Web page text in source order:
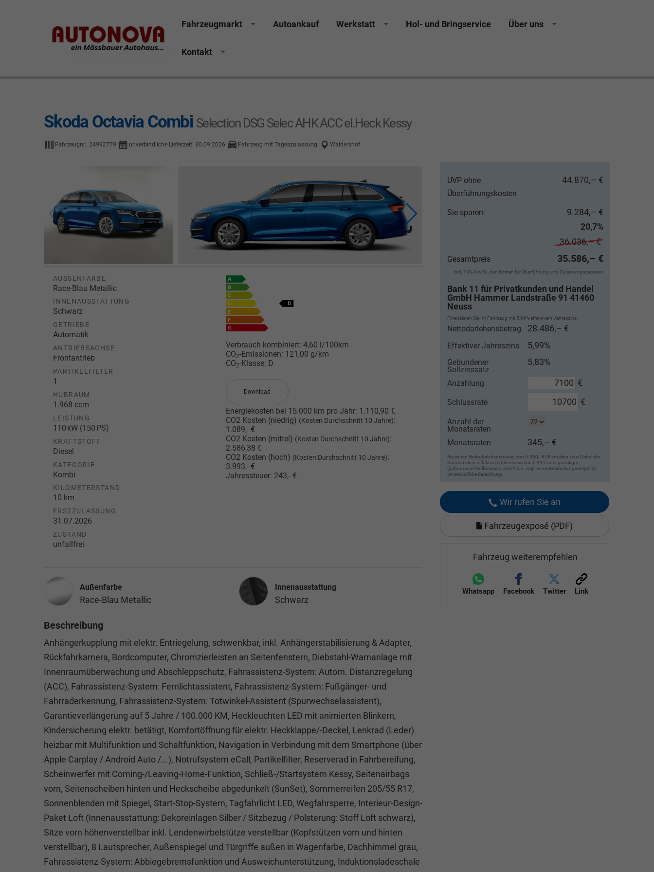
Skoda Octavia Bayreuth Nützel Mössbauer Autonova Brucker Räthel MGS Autohaus günstig Finanzierung Leasing Neuwagen Gebrauchtwagen Jahreswagen
Fahrzeugmarkt Autoankauf Werkstatt Hol- und Bringservice Über uns
Kontakt
Skoda Octavia Combi Selection DSG Selec AHK ACC el.Heck Kessy
Fahrzeugnr.: 24992779 unverbindliche Lieferzeit: 30.09.2026 Fahrzeug mit Tageszulassung Waldershof
UVP ohne
Überführungskosten
44.870,– €
Sie sparen:
9.284,– €
20,7%
36.036,– €
Gesamtpreis 35.586,– €
incl. 19% MwSt., den Kosten für Überführung und Zulassungspapieren
Bank 11 für Privatkunden und Handel
GmbH Hammer Landstraße 91 41460
Neuss
Finanzieren Sie Ihr Fahrzeug mit 5,99% effektivem Jahreszins.
Nettodarlehensbetrag 28.486,– €
Effektiver Jahreszins 5,99%
Gebundener
Sollzinssatz
5,83%
Anzahlung €
Schlussrate €
Anzahl der
Monatsraten
Monatsraten
345,– €
Bei einem Nettodarlehensbetrag von 5.000,- EUR erhalten zwei Drittel der
Kunden einen effektiven Jahreszins von 5,99% oder günstiger
(gebundener Sollzinssatz 5,83% p.a. zzgl. eines Bearbeitungsentgelts).
unverbindliche Berechnung
Wir rufen Sie an
Fahrzeugexposé (PDF)
Fahrzeug weiterempfehlen
Whatsapp Facebook Twitter Link
AUSSENFARBE
Race-Blau Metallic
INNENAUSSTATTUNG
Schwarz
GETRIEBE
Automatik
ANTRIEBSACHSE
Frontantrieb
PARTIKELFILTER
1
HUBRAUM
1.968 ccm
LEISTUNG
110 kW (150 PS)
KRAFTSTOFF
Diesel
KATEGORIE
Kombi
KILOMETERSTAND
10 km
ERSTZULASSUNG
31.07.2026
ZUSTAND
unfallfrei
Verbrauch kombiniert: 4,60 l/100km
CO2-Emissionen: 121,00 g/km
CO2-Klasse: D
Download
Energiekosten bei 15.000 km pro Jahr: 1.110,90 €
CO2 Kosten (niedrig) (Kosten Durchschnitt 10 Jahre):
1.089,- €
CO2 Kosten (mittel) (Kosten Durchschnitt 10 Jahre):
2.586,38 €
CO2 Kosten (hoch) (Kosten Durchschnitt 10 Jahre):
3.993,- €
Jahressteuer: 243,- €
Außenfarbe
Race-Blau Metallic
InnenausstattungInnenausstattung
Schwarz
Beschreibung
Anhängerkupplung mit elektr. Entriegelung, schwenkbar, inkl. Anhängerstabilisierung & Adapter,
Rückfahrkamera, Bordcomputer, Chromzierleisten an Seitenfenstern, Diebstahl-Warnanlage mit
Innenraumüberwachung und Abschleppschutz, Fahrassistenz-System: Autom. Distanzregelung
(ACC), Fahrassistenz-System: Fernlichtassistent, Fahrassistenz-System: Fußgänger- und
Fahrraderkennung, Fahrassistenz-System: Totwinkel-Assistent (Spurwechselassistent),
Garantieverlängerung auf 5 Jahre / 100.000 KM, Heckleuchten LED mit animierten Blinkern,
Kindersicherung elektr. betätigt, Komfortöffnung für elektr. Heckklappe/-Deckel, Lenkrad (Leder)
heizbar mit Multifunktion und Schaltfunktion, Navigation in Verbindung mit dem Smartphone (über
Apple Carplay / Android Auto /...), Notrufsystem eCall, Partikelfilter, Reserverad in Fahrbereifung,
Scheinwerfer mit Coming-/Leaving-Home-Funktion, Schließ-/Startsystem Kessy, Seitenairbags
vorn, Seitenscheiben hinten und Heckscheibe abgedunkelt (SunSet), Sommerreifen 205/55 R17,
Sonnenblenden mit Spiegel, Start-Stop-System, Tagfahrlicht LED, Wegfahrsperre, Interieur-Design-
Paket Loft (Innenausstattung: Dekoreinlagen Silber / Sitzbezug / Polsterung: Stoff Loft schwarz),
Sitze vorn höhenverstellbar inkl. Lendenwirbelstütze verstellbar (Kopfstützen vorn und hinten
verstellbar), 8 Lautsprecher, Außenspiegel und Türgriffe außen in Wagenfarbe, Dachhimmel grau,
Fahrassistenz-System: Abbiegebremsfunktion und Ausweichunterstützung, Induktionsladeschale